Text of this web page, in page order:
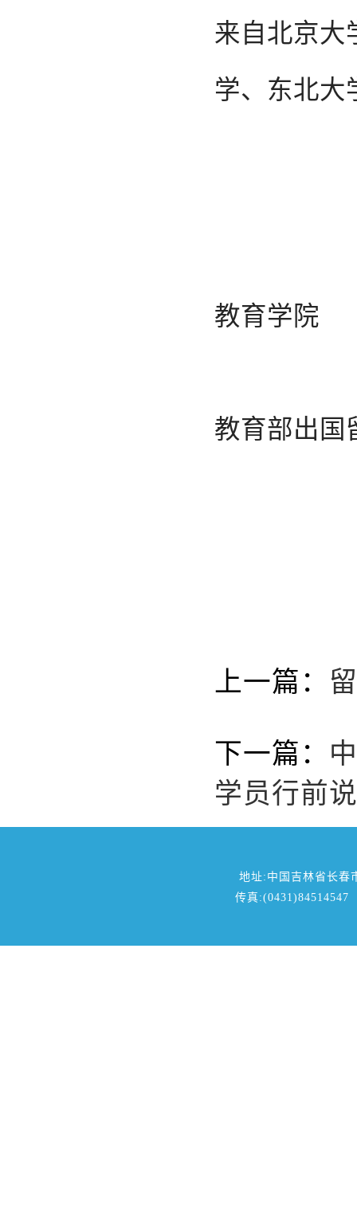
来自北京大
学、东北大
教育学院
教育部出国
上一篇：
下一篇：
学员行前
地址:中国吉林省长春
传真